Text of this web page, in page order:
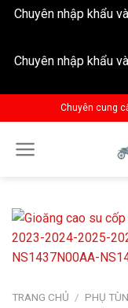
Chuyên nhập khẩu
Chuyên nhập khẩu
to
content
Chuyên cung
TRANG CHỦ / PHỤ